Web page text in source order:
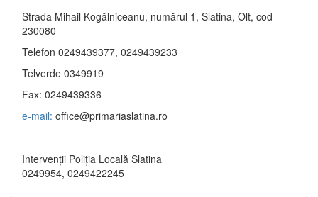
Strada Mihail Kogălniceanu, numărul 1, Slatina, Olt, cod
230080
Telefon 0249439377, 0249439233
Telverde 0349919
Fax: 0249439336
e-mail: office@primariaslatina.ro
Intervenții Poliția Locală Slatina
0249954, 0249422245